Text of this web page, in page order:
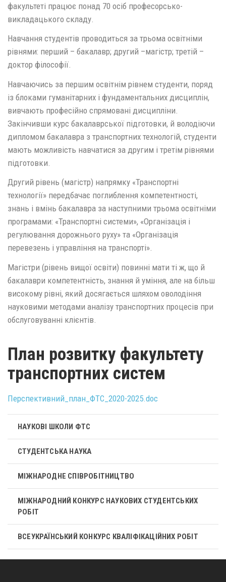
факультеті працює понад 70 осіб професорсько-
викладацького складу.
Навчання студентів проводиться за трьома освітніми
рівнями: перший – бакалавр; другий –магістр; третій –
доктор філософії.
Навчаючись за першим освітнім рівнем студенти, поряд
із блоками гуманітарних і фундаментальних дисциплін,
вивчають професійно спрямовані дисципліни.
Закінчивши курс бакалаврської підготовки, й володіючи
дипломом бакалавра з транспортних технологій, студенти
мають можливість навчатися за другим і третім рівнями
підготовки.
Другий рівень (магістр) напрямку «Транспортні
технології» передбачає поглиблення компетентності,
знань і вмінь бакалавра за наступними трьома освітніми
програмами: «Транспортні системи», «Організація і
регулювання дорожнього руху» та «Організація
перевезень і управління на транспорті».
Магістри (рівень вищої освіти) повинні мати ті ж, що й
бакалаври компетентність, знання й уміння, але на більш
високому рівні, який досягається шляхом оволодіння
науковими методами аналізу транспортних процесів при
обслуговуванні клієнтів.
План розвитку факультету
транспортних систем
Перспективний_план_ФТС_2020-2025.doc
НАУКОВІ ШКОЛИ ФТС
СТУДЕНТСЬКА НАУКА
МІЖНАРОДНЕ СПІВРОБІТНИЦТВО
МІЖНАРОДНИЙ КОНКУРС НАУКОВИХ СТУДЕНТСЬКИХ
РОБІТ
ВСЕУКРАЇНСЬКИЙ КОНКУРС КВАЛІФІКАЦІЙНИХ РОБІТ